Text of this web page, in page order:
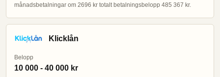
månadsbetalningar om 2696 kr totalt betalningsbelopp 485 367 kr.
Klicklån
Belopp
10 000 - 40 000 kr